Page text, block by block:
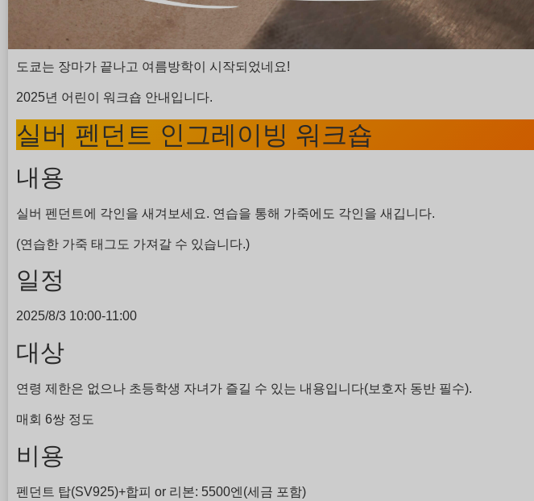
도쿄는 장마가 끝나고 여름방학이 시작되었네요!
2025년 어린이 워크숍 안내입니다.
실버 펜던트 인그레이빙 워크숍
내용
실버 펜던트에 각인을 새겨보세요. 연습을 통해 가죽에도 각인을 새깁니다.
(연습한 가죽 태그도 가져갈 수 있습니다.)
일정
2025/8/3 10:00-11:00
대상
연령 제한은 없으나 초등학생 자녀가 즐길 수 있는 내용입니다(보호자 동반 필수).
매회 6쌍 정도
비용
펜던트 탑(SV925)+합피 or 리본: 5500엔(세금 포함)